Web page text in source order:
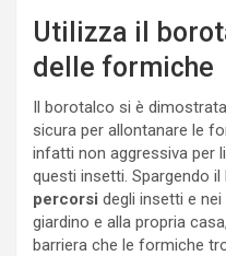
Utilizza il
delle formiche
Il borotalco si è
sicura per allontanare le
infatti non aggressiva per
questi insetti. Spargendo
percorsi degli insetti e nei
giardino e alla propria
barriera che le formiche